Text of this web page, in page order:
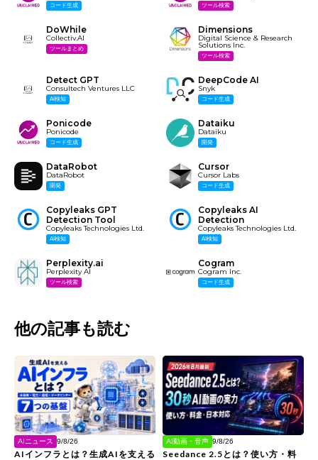
コード生成 ツール検索
DoWhile
Collectiv.AI
ツールまとめ
Dimensions
Digital Science & Research
Solutions Inc.
ツール検索
Detect GPT
Consultech Ventures LLC
AI検知
DeepCode AI
Snyk
コード生成
Ponicode
Ponicode
コード生成
Dataiku
Dataiku
開発
DataRobot
DataRobot
開発
Cursor
Cursor Labs
コード生成
Copyleaks GPT
Detection Tool
Copyleaks Technologies Ltd.
AI検知
Copyleaks AI
Detection
Copyleaks Technologies Ltd.
AI検知
Perplexity.ai
Perplexity AI
ツール検索
Cogram
Cogram Inc.
コード生成
他の記事も読む
AIニュース 9/8/26
AIインフラとは？生成AIを支える
AI動画・音声 9/8/26
Seedance 2.5とは？使い方・料